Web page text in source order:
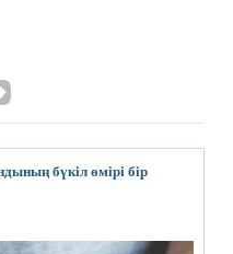
бүкіл өмірі бір